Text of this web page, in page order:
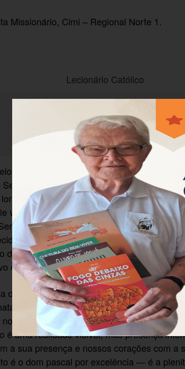
Missionário, Cimi – Regional Norte 1.
Lecionário Católico
At 2,1-11a
Sl 103(104),1ab.24ac.29bc-
1Cor 12,3b-7.12-13
Jo 20,19-23
Senhor da vinda do Espírito Santo sobre
nos envia, da parte do Pai, o
de toda a sua vida terrestre (cf. Lc
vos dará outro Paráclito, para que
renova esse dom celeste, para que
a nós, que permanece conosco ao
dom dos tempos escatológicos, o dom
eleito (cf. Ez 36,26-27).
o seu Espírito sobre toda a carne, como
desse poder que vem do Alto. O
fazer compreender e testemunhar o
é uma realidade visível, mas presença
a sua presença e nossos corações com a
é o dom pascal por excelência — é a